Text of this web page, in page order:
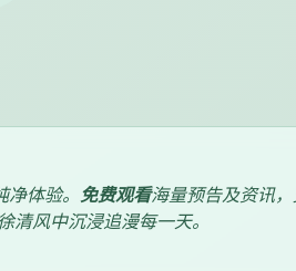
净体验。 免费观看海量预告及资讯
清风中沉浸追漫每一天。